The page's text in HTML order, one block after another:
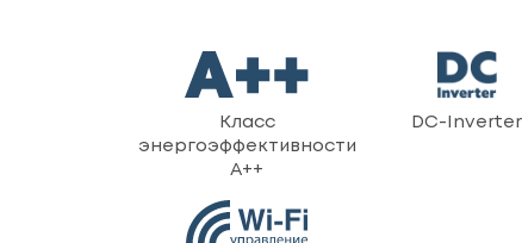
Класс
энергоэффективности
A++
DC-Inverter